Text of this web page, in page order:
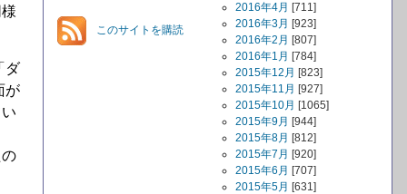
ダ
が
このサイトを購読
2016年4月 [711]
2016年3月 [923]
2016年2月 [807]
2016年1月 [784]
2015年12月 [823]
2015年11月 [927]
2015年10月 [1065]
2015年9月 [944]
2015年8月 [812]
2015年7月 [920]
2015年6月 [707]
2015年5月 [631]